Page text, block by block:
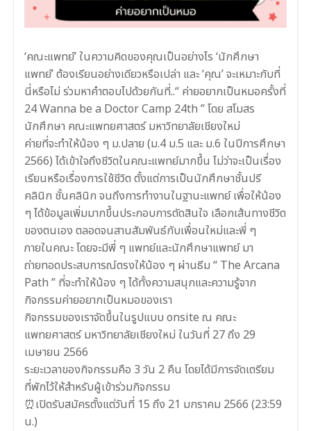
‘คณะแพทย์’ ในความคิดของคุณเป็นอย่างไร ‘นักศึกษา
แพทย์’ ต้องเรียนอย่างเดียวหรือเปล่า และ ‘คุณ’ จะเหมาะกับที่
นี่หรือไม่ ร่วมหาคำตอบไปด้วยกันที่..“ ค่ายอยากเป็นหมอครั้งที่
24 Wanna be a Doctor Camp 24th ” โดย สโมสร
นักศึกษา คณะแพทยศาสตร์ มหาวิทยาลัยเชียงใหม่
ค่ายที่จะทำให้น้อง ๆ ม.ปลาย (ม.4 ม.5 และ ม.6 ในปีการศึกษา
2566) ได้เข้าใจถึงชีวิตในคณะแพทย์มากขึ้น ไม่ว่าจะเป็นเรื่อง
เรียนหรือเรื่องการใช้ชีวิต ตั้งแต่การเป็นนักศึกษาชั้นปรี
คลินิก ชั้นคลินิก จนถึงการทำงานในฐานะแพทย์ เพื่อให้น้อง
ๆ ได้ข้อมูลเพิ่มมากขึ้นประกอบการตัดสินใจ เลือกเส้นทางชีวิต
ของตนเอง ตลอดจนสานสัมพันธ์กับเพื่อนใหม่และพี่ ๆ
ภายในคณะ โดยจะมีพี่ ๆ แพทย์และนักศึกษาแพทย์ มา
ถ่ายทอดประสบการณ์ตรงให้น้อง ๆ ผ่านธีม “ The Arcana
Path ” ที่จะทำให้น้อง ๆ ได้ทั้งความสนุกและความรู้จาก
กิจกรรมค่ายอยากเป็นหมอของเรา
กิจกรรมของเราจัดขึ้นในรูปแบบ onsite ณ คณะ
แพทยศาสตร์ มหาวิทยาลัยเชียงใหม่ ในวันที่ 27 ถึง 29
เมษายน 2566
ระยะเวลาของกิจกรรมคือ 3 วัน 2 คืน โดยได้มีการจัดเตรียม
ที่พักไว้ให้สำหรับผู้เข้าร่วมกิจกรรม
⏰เปิดรับสมัครตั้งแต่วันที่ 15 ถึง 21 มกราคม 2566 (23:59
น.)